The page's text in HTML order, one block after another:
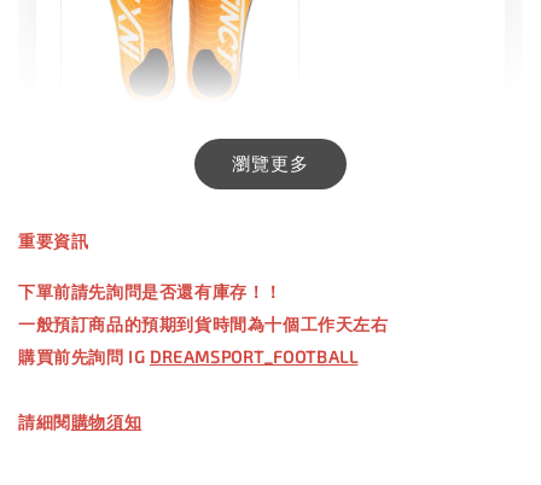
INXTINCT 生活日用鞋墊
NT$ 550.00
加入購物車
瀏覽更多
重要資訊
下單前請先詢問是否還有庫存！！
一般預訂商品的預期到貨時間為十個工作天左右
購買前先詢問 IG DREAMSPORT_FOOTBALL
請細閱購物須知